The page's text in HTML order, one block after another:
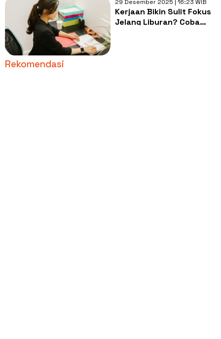
29 Desember 2025 | 16:23 WIB
Kerjaan Bikin Sulit Fokus
Jelang Liburan? Coba
Rekomendasi